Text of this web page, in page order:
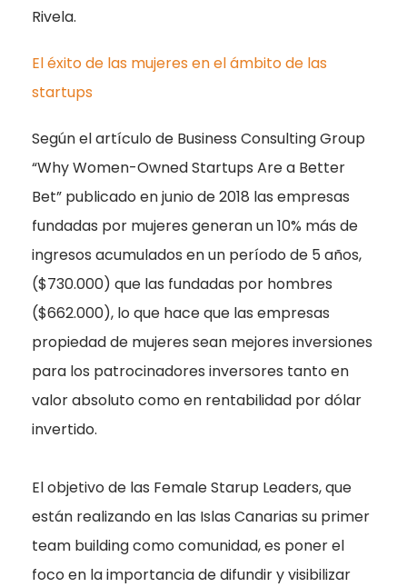
Rivela.
El éxito de las mujeres en el ámbito de las
startups
Según el artículo de Business Consulting Group
“Why Women-Owned Startups Are a Better
Bet” publicado en junio de 2018 las empresas
fundadas por mujeres generan un 10% más de
ingresos acumulados en un período de 5 años,
($730.000) que las fundadas por hombres
($662.000), lo que hace que las empresas
propiedad de mujeres sean mejores inversiones
para los patrocinadores inversores tanto en
valor absoluto como en rentabilidad por dólar
invertido.
El objetivo de las Female Starup Leaders, que
están realizando en las Islas Canarias su primer
team building como comunidad, es poner el
foco en la importancia de difundir y visibilizar